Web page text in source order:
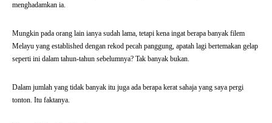
menghadamkan ia.
Mungkin pada orang lain ianya sudah lama, tetapi kena ingat berapa banyak filem
Melayu yang established dengan rekod pecah panggung, apatah lagi bertemakan gelap
seperti ini dalam tahun-tahun sebelumnya? Tak banyak bukan.
Dalam jumlah yang tidak banyak itu juga ada berapa kerat sahaja yang saya pergi
tonton. Itu faktanya.